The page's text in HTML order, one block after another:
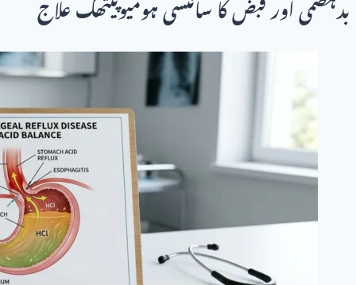
بدہضمی اور قبض کا سائنسی ہومیوپیتھک علاج